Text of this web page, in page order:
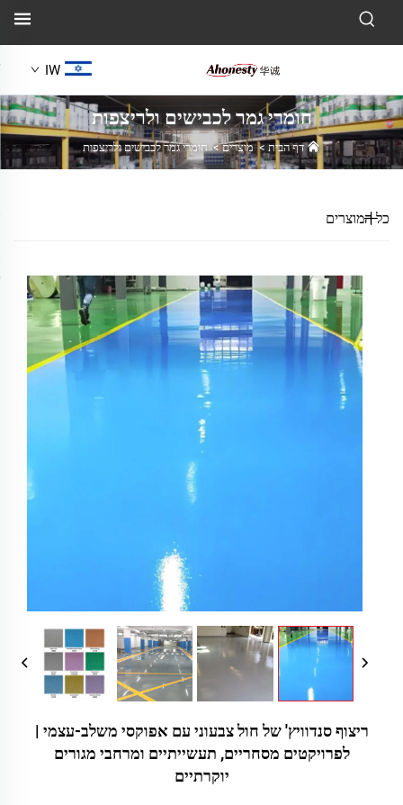
IW
חומרי גמר לכבישים ולריצפות
דף הבית>מוצרים>חומרי גמר לכבישים ולריצפות
כל המוצרים
ריצוף סנדוויץ' של חול צבעוני עם אפוקסי משלב-עצמי |
לפרויקטים מסחריים, תעשייתיים ומרחבי מגורים
יוקרתיים